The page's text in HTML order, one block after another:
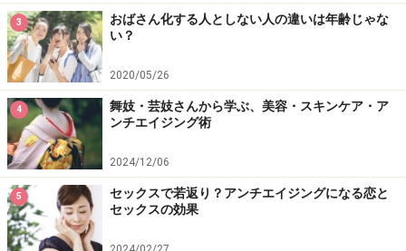
人の笑顔を分けてもらおう！
3
おばさん化する人としない人の違いは年齢じゃな
い？
2020/05/26
4
舞妓・芸妓さんから学ぶ、美容・スキンケア・ア
ンチエイジング術
2024/12/06
5
セックスで若返り？アンチエイジングになる恋と
セックスの効果